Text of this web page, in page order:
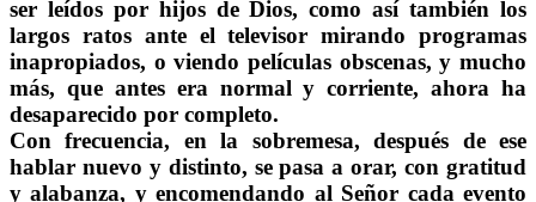
ser leídos por hijos de Dios, como así también los
largos ratos ante el televisor mirando programas
inapropiados, o viendo películas obscenas, y mucho
más, que antes era normal y corriente, ahora ha
desaparecido por completo.
Con frecuencia, en la sobremesa, después de ese
hablar nuevo y distinto, se pasa a orar, con gratitud
y alabanza, y encomendando al Señor cada evento